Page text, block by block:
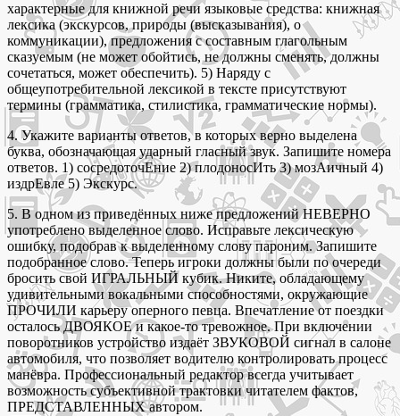
характерные для книжной речи языковые средства: книжная
лексика (экскурсов, природы (высказывания), о
коммуникации), предложения с составным глагольным
сказуемым (не может обойтись, не должны сменять, должны
сочетаться, может обеспечить). 5) Наряду с
общеупотребительной лексикой в тексте присутствуют
термины (грамматика, стилистика, грамматические нормы).
4. Укажите варианты ответов, в которых верно выделена
буква, обозначающая ударный гласный звук. Запишите номера
ответов. 1) сосредоточЕние 2) плодоносИть 3) мозАичный 4)
издрЕвле 5) Экскурс.
5. В одном из приведённых ниже предложений НЕВЕРНО
употреблено выделенное слово. Исправьте лексическую
ошибку, подобрав к выделенному слову пароним. Запишите
подобранное слово. Теперь игроки должны были по очереди
бросить свой ИГРАЛЬНЫЙ кубик. Никите, обладающему
удивительными вокальными способностями, окружающие
ПРОЧИЛИ карьеру оперного певца. Впечатление от поездки
осталось ДВОЯКОЕ и какое-то тревожное. При включении
поворотников устройство издаёт ЗВУКОВОЙ сигнал в салоне
автомобиля, что позволяет водителю контролировать процесс
манёвра. Профессиональный редактор всегда учитывает
возможность субъективной трактовки читателем фактов,
ПРЕДСТАВЛЕННЫХ автором.